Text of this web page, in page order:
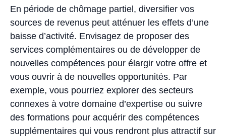
En période de chômage partiel, diversifier vos
sources de revenus peut atténuer les effets d’une
baisse d’activité. Envisagez de proposer des
services complémentaires ou de développer de
nouvelles compétences pour élargir votre offre et
vous ouvrir à de nouvelles opportunités. Par
exemple, vous pourriez explorer des secteurs
connexes à votre domaine d’expertise ou suivre
des formations pour acquérir des compétences
supplémentaires qui vous rendront plus attractif sur